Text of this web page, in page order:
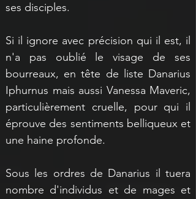
ses disciples.
Si il ignore avec précision qui il est, il
n'a pas oublié le visage de ses
bourreaux, en tête de liste Danarius
Iphurnus mais aussi Vanessa Maveric,
particulièrement cruelle, pour qui il
éprouve des sentiments belliqueux et
une haine profonde.
Sous les ordres de Danarius il tuera
nombre d'individus et de mages et